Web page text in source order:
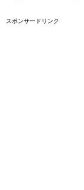
スポンサードリンク